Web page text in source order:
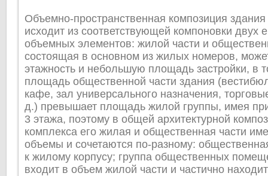
Объемно-пространственная композиция здания
исходит из соответствующей компоновки двух
объемных элементов: жилой части и
состоящая в основном из жилых номеров,
этажность и небольшую площадь застройки, в
площадь общественной части здания
кафе, зал универсального назначения,
д.) превышает площадь жилой группы, имея
3 этажа, поэтому в общей архитектурной
комплекса его жилая и общественная части
объемы и сочетаются по-разному:
к жилому корпусу; группа общественных
входит в объем жилой части и частично